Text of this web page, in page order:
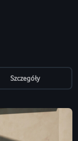
Szczegóły